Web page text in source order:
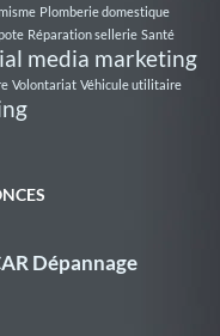
Plomberie domestique
Réparation sellerie Santé
media marketing
Volontariat Véhicule utilitaire
Dépannage